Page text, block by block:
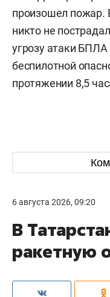
произошел пожар.
никто не
угрозу атаки
беспилотной
протяжении 8,5
6 августа 2026, 09:20
В
ракетную